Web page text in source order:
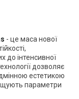
- це маса нової
до інтенсивної
дозволяє
естетикою
параметри